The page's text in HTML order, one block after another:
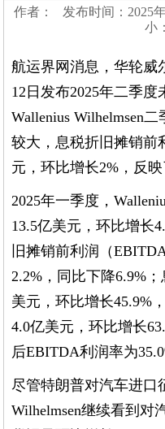
作者： 发布时间：2025
小
航运界网消息，华轮威
12日发布2025年二季度
Wallenius Wilhelmsen
较大，息税折旧摊销前
元，环比增长2%，反
2025年一季度，
13.5亿美元，环比增长
旧摊销前利润（
2.2%，同比下降6.9%
美元，环比增长45.9%
4.0亿美元，环比增长
后EBITDA利润率为
尽管特朗普对汽车进口
Wilhelmsen继续看到对